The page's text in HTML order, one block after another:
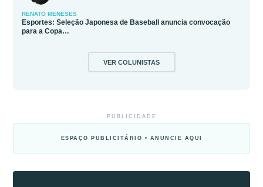
RENATO MENESES
Esportes: Seleção Japonesa de Baseball anuncia convocação
para a Copa…
VER COLUNISTAS
PUBLICIDADE
ESPAÇO PUBLICITÁRIO • ANUNCIE AQUI